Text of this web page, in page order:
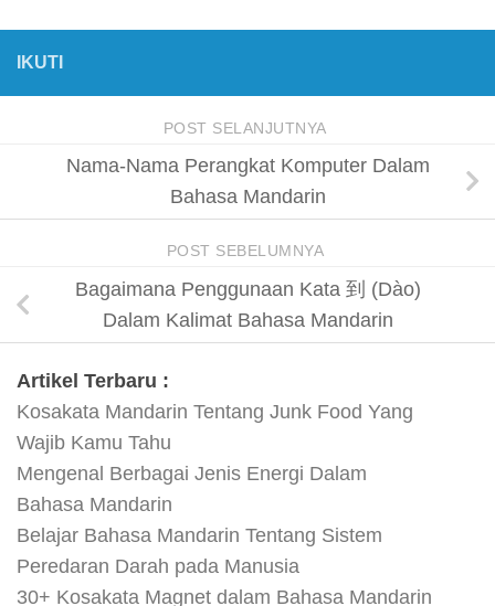
IKUTI
POST SELANJUTNYA
Nama-Nama Perangkat Komputer Dalam
Bahasa Mandarin
POST SEBELUMNYA
Bagaimana Penggunaan Kata 到 (Dào)
Dalam Kalimat Bahasa Mandarin
Artikel Terbaru :
Kosakata Mandarin Tentang Junk Food Yang
Wajib Kamu Tahu
Mengenal Berbagai Jenis Energi Dalam
Bahasa Mandarin
Belajar Bahasa Mandarin Tentang Sistem
Peredaran Darah pada Manusia
30+ Kosakata Magnet dalam Bahasa Mandarin